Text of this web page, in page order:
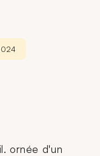
ornée d'un